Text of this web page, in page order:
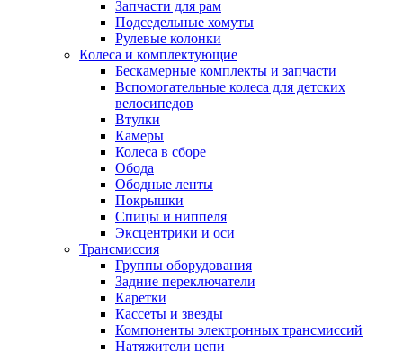
Запчасти для рам
Подседельные хомуты
Рулевые колонки
Колеса и комплектующие
Бескамерные комплекты и запчасти
Вспомогательные колеса для детских
велосипедов
Втулки
Камеры
Колеса в сборе
Обода
Ободные ленты
Покрышки
Спицы и ниппеля
Эксцентрики и оси
Трансмиссия
Группы оборудования
Задние переключатели
Каретки
Кассеты и звезды
Компоненты электронных трансмиссий
Натяжители цепи